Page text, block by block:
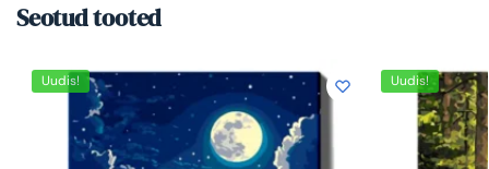
Seotud tooted
Uudis! Uudis!